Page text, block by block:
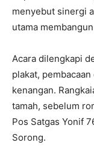
menyebut sinergi
utama
Acara dilengkapi
plakat,
kenangan.
tamah, sebelum
Pos Satgas Yonif
Sorong.